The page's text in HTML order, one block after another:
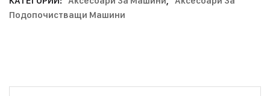
Подопочистващи Машини